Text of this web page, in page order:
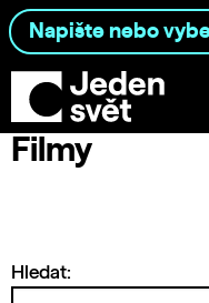
Filmy
Hledat: